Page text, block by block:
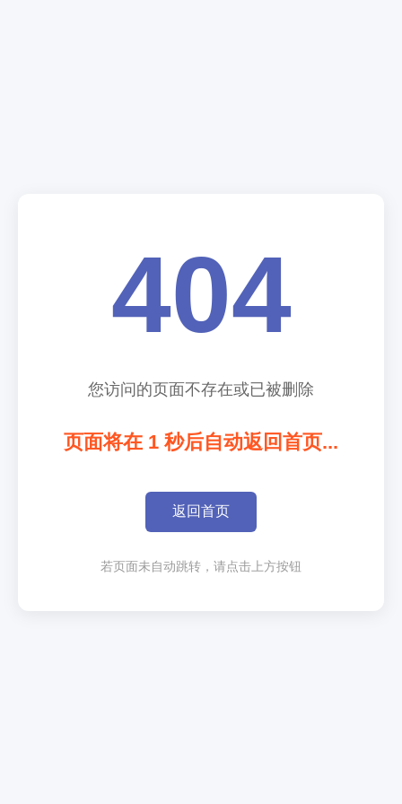
404
您访问的页面不存在或已被删除
页面将在 1 秒后自动返回首页...
返回首页
若页面未自动跳转，请点击上方按钮